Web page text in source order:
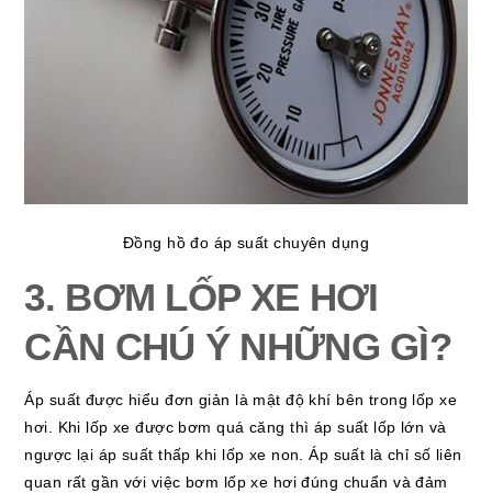
Đồng hồ đo áp suất chuyên dụng
3. BƠM LỐP XE HƠI
CẦN CHÚ Ý NHỮNG GÌ?
Áp suất được hiểu đơn giản là mật độ khí bên trong lốp xe
hơi. Khi lốp xe được bơm quá căng thì áp suất lốp lớn và
ngược lại áp suất thấp khi lốp xe non. Áp suất là chỉ số liên
quan rất gần với việc bơm lốp xe hơi đúng chuẩn và đảm